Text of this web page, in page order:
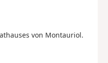
von Montauriol.